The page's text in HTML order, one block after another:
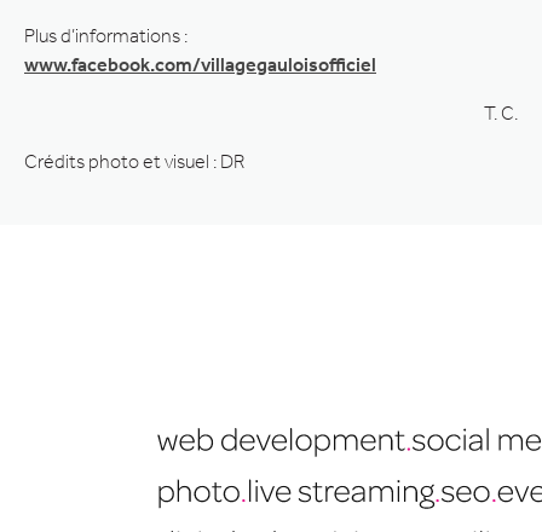
Plus d’informations :
www.facebook.com/villagegauloisofficiel
T. C.
Crédits photo et visuel : DR